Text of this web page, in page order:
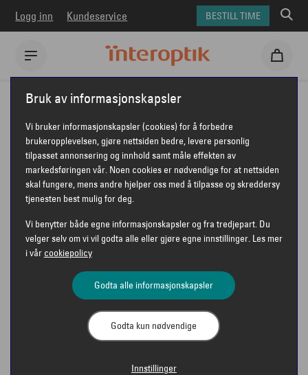
Logg inn Kundeservice BESTILL TIME
Interoptik Briller
Polo Ralph Lauren briller
Polo Ralph Lauren PH2290U
POLO RALPH LAUREN PH2290U
POLO RALPH LAUREN
Bruk av informasjonskapsler
Vi bruker informasjonskapsler (cookies) for å forbedre
brukeropplevelsen, gjøre nettsiden bedre, levere personlig
tilpasset annonsering og innhold samt måle effekten av
markedsføringen vår. Noen cookies er nødvendige for at nettsiden
skal fungere, mens andre hjelper oss med å tilpasse og skreddersy
tjenesten best mulig for deg.
Vi benytter både egne informasjonskapsler og fra tredjepart. Du
velger selv om vi vil godta alle eller gjøre egne innstillinger. Les mer
i vår cookiepolicy
Godta alle informasjonskapsler
Godta kun nødvendige
Innstillinger